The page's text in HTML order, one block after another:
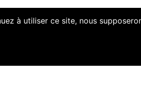
à utiliser ce site, nous